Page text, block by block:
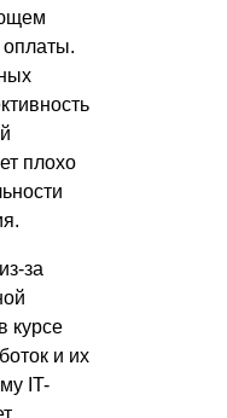
плохо
за
курсе
и их
IT-